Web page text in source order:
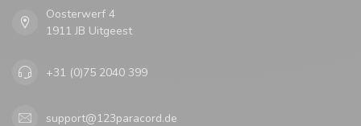
Oosterwerf 4
1911 JB Uitgeest
+31 (0)75 2040 399
support@123paracord.de